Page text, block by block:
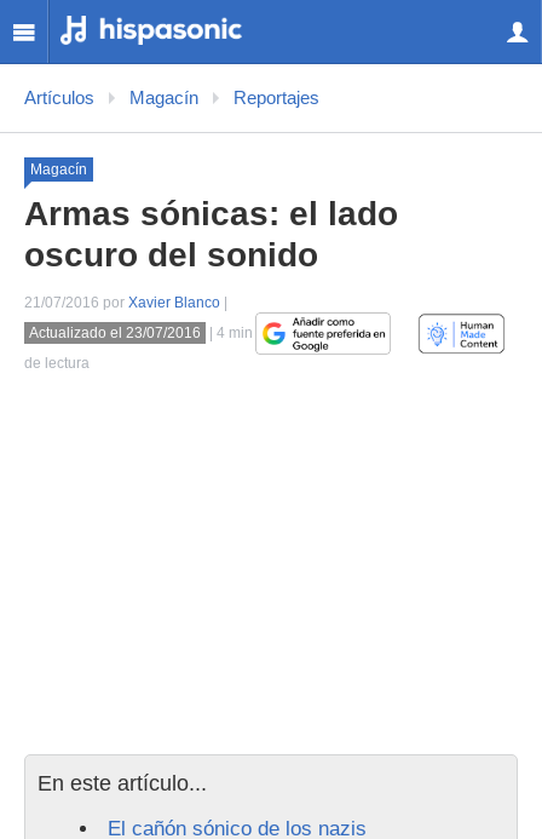
Artículos Magacín Reportajes
Magacín
Armas sónicas: el lado
oscuro del sonido
21/07/2016 por Xavier Blanco
Actualizado el 23/07/2016
| 4 min
de lectura
En este artículo...
El cañón sónico de los nazis